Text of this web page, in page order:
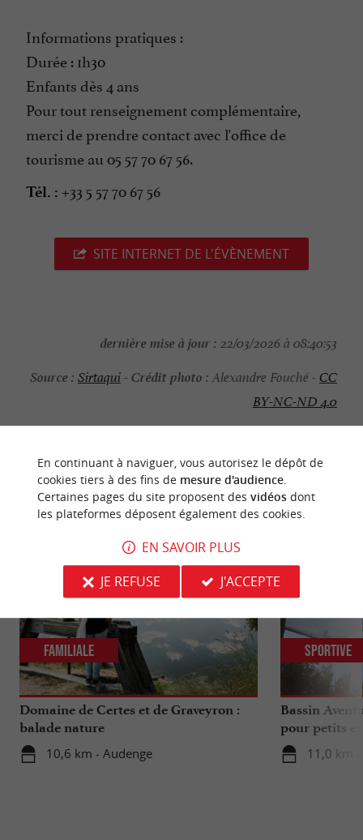
Informations pratiques :
Durée : 1h30
Enfants dès 4 ans
Pour tout renseignement complémentaire,
merci de prendre contact avec l'office de
tourisme au 05 57 70 67 56.
Tél. : +33 5 57 70 67 56
SITE INTERNET DE L'ÉVÈNEMENT
dernière mise à jour : 22/03/2026 à 08:40:53
Source : Sirtaqui-Crédit photo :Alexandre Fouché -CC
BY-NC-ND 4.0
NOUS AVONS TESTÉPOUR VOUS
Domaine de Certes et de Graveyron :
balade nature
10,6 km - Audenge
Familiale
Bassin
pour petits
11,0 km
Sportive
En continuant à naviguer, vous autorisez le dépôt de
cookies tiers à des fins de mesure d'audience.
Certaines pages du site proposent des vidéosdont
les plateformes déposent également des cookies.
EN SAVOIR PLUS
JE REFUSE
J'ACCEPTE